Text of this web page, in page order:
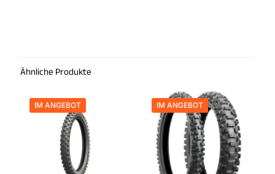
Ähnliche Produkte
IM ANGEBOT IM ANGEBOT